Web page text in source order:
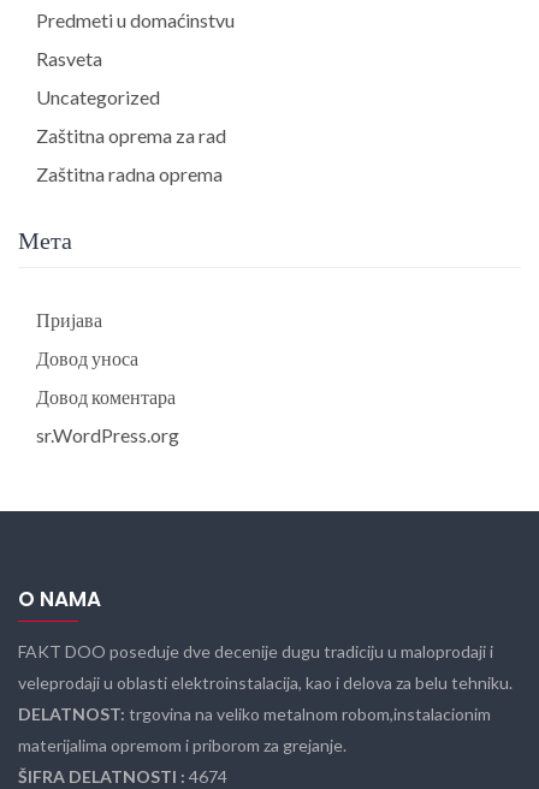
Predmeti u domaćinstvu
Rasveta
Uncategorized
Zaštitna oprema za rad
Zaštitna radna oprema
Мета
Пријава
Довод уноса
Довод коментара
sr.WordPress.org
O NAMA
FAKT DOO poseduje dve decenije dugu tradiciju u maloprodaji i
veleprodaji u oblasti elektroinstalacija, kao i delova za belu tehniku.
DELATNOST: trgovina na veliko metalnom robom,instalacionim
materijalima opremom i priborom za grejanje.
ŠIFRA DELATNOSTI : 4674